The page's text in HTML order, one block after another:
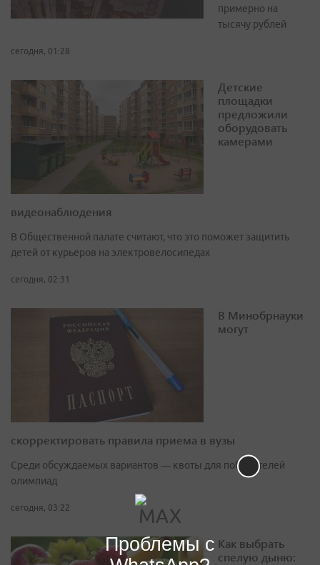
примерно на
тысячу рублей
сегодня, 01:28
Детские
площадки
предложили
оборудовать
камерами
видеонаблюдения
В Общественной палате считают, что это поможет защитить
детей от курьеров на электровелосипедах
сегодня, 02:31
В Минобрнауки
могут
скорректировать правила приема в вузы
Среди обсуждаемых вариантов — квоты для победителей
олимпиад
сегодня, 03:22
Как выбрать
спелую дыню:
Проблемы с